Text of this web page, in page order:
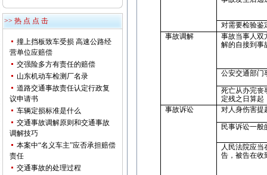
>> 热 点 点 击
撞上挡板致车受损 高速公路经
营单位应赔偿
交强险多方有责任的赔偿
山东机动车检测厂名录
道路交通事故责任认定行政复
议申请书
车辆定损标准是什么
交通事故调解原则和交通事故
调解技巧
本案中“名义车主”应否承担赔偿
责任
交通事故的处理过程
对需要检验鉴
事故调解
事故当事人双
解的自接到事
公安交通部门
死亡从办完丧
定残之日算起
事故诉讼
对人身伤害提
民事诉讼一般
人民法院应
告，被告在收